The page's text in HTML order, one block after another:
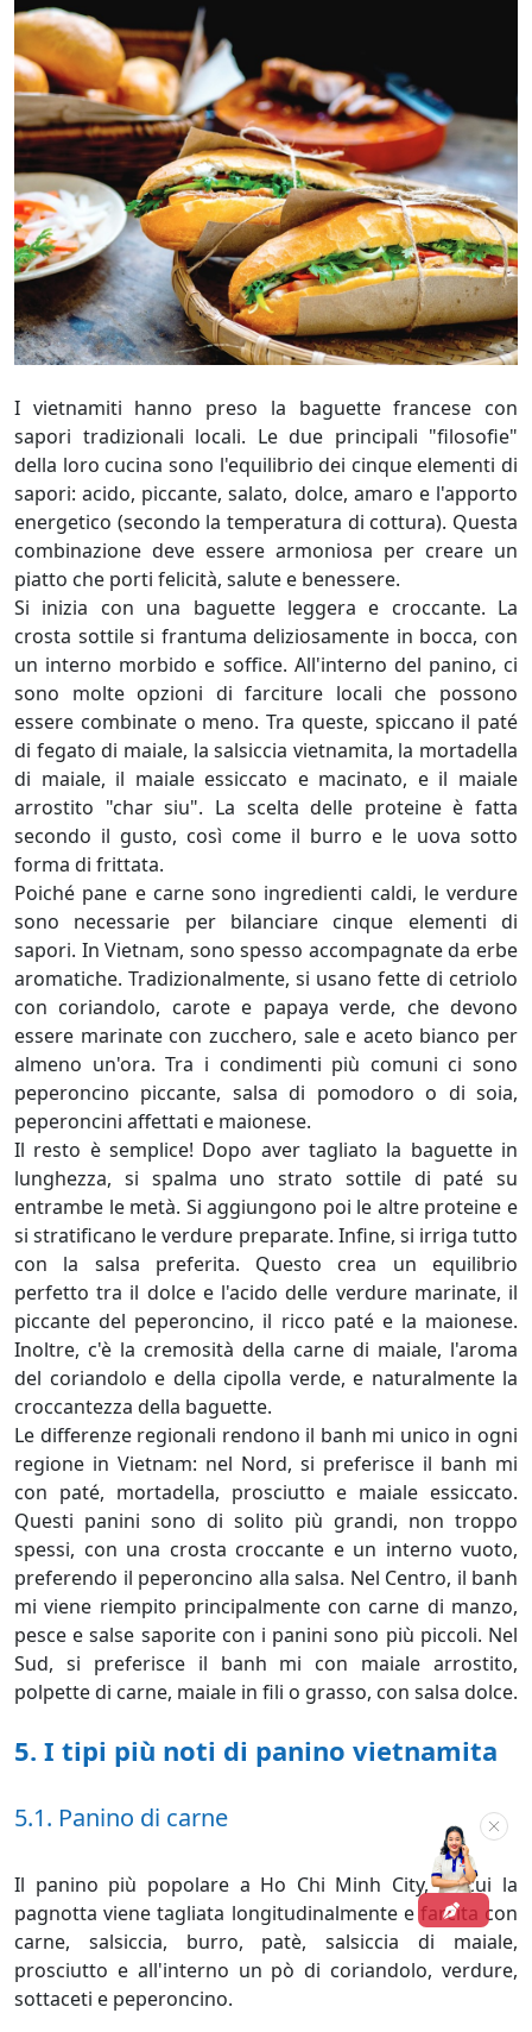
I vietnamiti hanno preso la baguette francese con
sapori tradizionali locali. Le due principali "filosofie"
della loro cucina sono l'equilibrio dei cinque elementi di
sapori: acido, piccante, salato, dolce, amaro e l'apporto
energetico (secondo la temperatura di cottura). Questa
combinazione deve essere armoniosa per creare un
piatto che porti felicità, salute e benessere.
Si inizia con una baguette leggera e croccante. La
crosta sottile si frantuma deliziosamente in bocca, con
un interno morbido e soffice. All'interno del panino, ci
sono molte opzioni di farciture locali che possono
essere combinate o meno. Tra queste, spiccano il paté
di fegato di maiale, la salsiccia vietnamita, la mortadella
di maiale, il maiale essiccato e macinato, e il maiale
arrostito "char siu". La scelta delle proteine è fatta
secondo il gusto, così come il burro e le uova sotto
forma di frittata.
Poiché pane e carne sono ingredienti caldi, le verdure
sono necessarie per bilanciare cinque elementi di
sapori. In Vietnam, sono spesso accompagnate da erbe
aromatiche. Tradizionalmente, si usano fette di cetriolo
con coriandolo, carote e papaya verde, che devono
essere marinate con zucchero, sale e aceto bianco per
almeno un'ora. Tra i condimenti più comuni ci sono
peperoncino piccante, salsa di pomodoro o di soia,
peperoncini affettati e maionese.
Il resto è semplice! Dopo aver tagliato la baguette in
lunghezza, si spalma uno strato sottile di paté su
entrambe le metà. Si aggiungono poi le altre proteine e
si stratificano le verdure preparate. Infine, si irriga tutto
con la salsa preferita. Questo crea un equilibrio
perfetto tra il dolce e l'acido delle verdure marinate, il
piccante del peperoncino, il ricco paté e la maionese.
Inoltre, c'è la cremosità della carne di maiale, l'aroma
del coriandolo e della cipolla verde, e naturalmente la
croccantezza della baguette.
Le differenze regionali rendono il banh mi unico in ogni
regione in Vietnam: nel Nord, si preferisce il banh mi
con paté, mortadella, prosciutto e maiale essiccato.
Questi panini sono di solito più grandi, non troppo
spessi, con una crosta croccante e un interno vuoto,
preferendo il peperoncino alla salsa. Nel Centro, il banh
mi viene riempito principalmente con carne di manzo,
pesce e salse saporite con i panini sono più piccoli. Nel
Sud, si preferisce il banh mi con maiale arrostito,
polpette di carne, maiale in fili o grasso, con salsa dolce.
5. I tipi più noti di panino vietnamita
5.1. Panino di carne
Il panino più popolare a Ho Chi Minh City, in cui la
pagnotta viene tagliata longitudinalmente e farcita con
carne, salsiccia, burro, patè, salsiccia di maiale,
prosciutto e all'interno un pò di coriandolo, verdure,
sottaceti e peperoncino.